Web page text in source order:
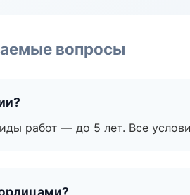
вопросы
работ — до 5 лет. Все